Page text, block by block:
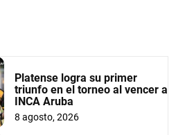
Platense logra su primer
triunfo en el torneo al vencer a
INCA Aruba
8 agosto, 2026